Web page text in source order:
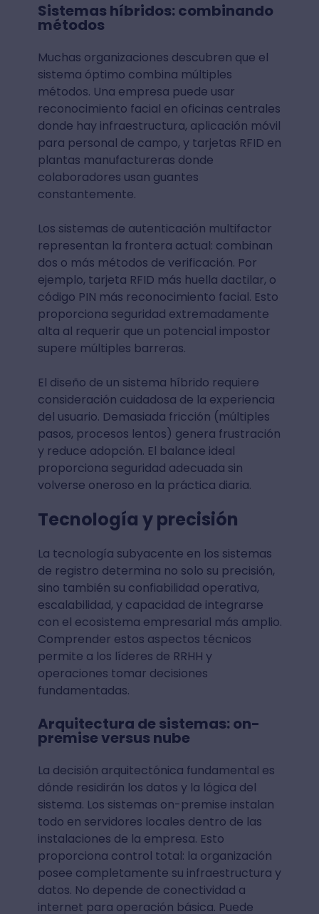
Sistemas híbridos: combinando
métodos
Muchas organizaciones descubren que el
sistema óptimo combina múltiples
métodos. Una empresa puede usar
reconocimiento facial en oficinas centrales
donde hay infraestructura, aplicación móvil
para personal de campo, y tarjetas RFID en
plantas manufactureras donde
colaboradores usan guantes
constantemente.
Los sistemas de autenticación multifactor
representan la frontera actual: combinan
dos o más métodos de verificación. Por
ejemplo, tarjeta RFID más huella dactilar, o
código PIN más reconocimiento facial. Esto
proporciona seguridad extremadamente
alta al requerir que un potencial impostor
supere múltiples barreras.
El diseño de un sistema híbrido requiere
consideración cuidadosa de la experiencia
del usuario. Demasiada fricción (múltiples
pasos, procesos lentos) genera frustración
y reduce adopción. El balance ideal
proporciona seguridad adecuada sin
volverse oneroso en la práctica diaria.
Tecnología y precisión
La tecnología subyacente en los sistemas
de registro determina no solo su precisión,
sino también su confiabilidad operativa,
escalabilidad, y capacidad de integrarse
con el ecosistema empresarial más amplio.
Comprender estos aspectos técnicos
permite a los líderes de RRHH y
operaciones tomar decisiones
fundamentadas.
Arquitectura de sistemas: on-
premise versus nube
La decisión arquitectónica fundamental es
dónde residirán los datos y la lógica del
sistema. Los sistemas on-premise instalan
todo en servidores locales dentro de las
instalaciones de la empresa. Esto
proporciona control total: la organización
posee completamente su infraestructura y
datos. No depende de conectividad a
internet para operación básica. Puede